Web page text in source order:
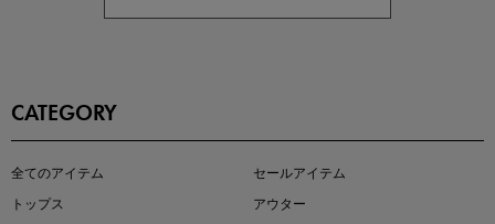
即戦力アイテム続々対象
CATEGORY
全てのアイテム
セールアイテム
トップス
アウター